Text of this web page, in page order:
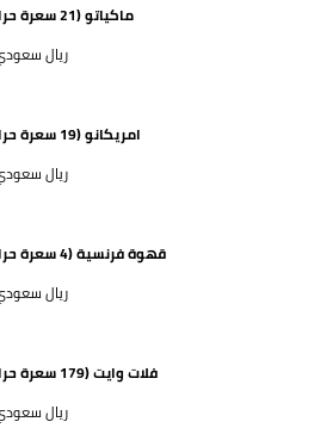
ماكياتو (21 سعرة حرارية)
48 ريال
امريكانو (19 سعرة حرارية)
46 ريال
قهوة فرنسية (4 سعرة حرارية)
48 ريال
فلات وايت (179 سعرة حرارية)
46 ريال